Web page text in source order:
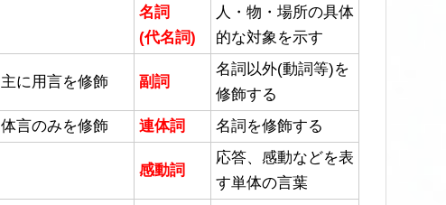
名詞
(代名詞)
人・物・場所の具体
的な対象を示す
主に用言を修飾 副詞
名詞以外(動詞等)を
修飾する
体言のみを修飾
連体詞
名詞を修飾する
感動詞
応答、感動などを表
す単体の言葉